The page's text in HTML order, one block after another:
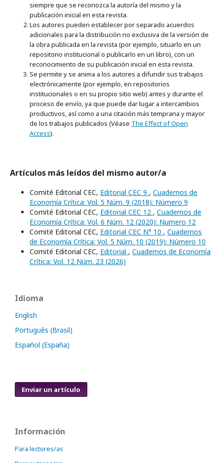
siempre que se reconozca la autoría del mismo y la
publicación inicial en esta revista.
Los autores pueden establecer por separado acuerdos
adicionales para la distribución no exclusiva de la versión de
la obra publicada en la revista (por ejemplo, situarlo en un
repositorio institucional o publicarlo en un libro), con un
reconocimiento de su publicación inicial en esta revista.
Se permite y se anima a los autores a difundir sus trabajos
electrónicamente (por ejemplo, en repositorios
institucionales o en su propio sitio web) antes y durante el
proceso de envío, ya que puede dar lugar a intercambios
productivos, así como a una citación más temprana y mayor
de los trabajos publicados (Véase The Effect of Open
Access).
Artículos más leídos del mismo autor/a
Comité Editorial CEC, Editorial CEC 9 , Cuadernos de
Economía Crítica: Vol. 5 Núm. 9 (2018): Número 9
Comité Editorial CEC, Editorial CEC 12 , Cuadernos de
Economía Crítica: Vol. 6 Núm. 12 (2020): Numero 12
Comité Editorial CEC, Editorial CEC N° 10 , Cuadernos
de Economía Crítica: Vol. 5 Núm. 10 (2019): Número 10
Comité Editorial CEC, Editorial , Cuadernos de Economía
Crítica: Vol. 12 Núm. 23 (2026)
Idioma
English
Português (Brasil)
Español (España)
Enviar un artículo
Información
Para lectores/as